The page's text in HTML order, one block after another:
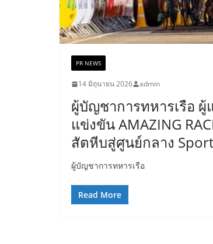
PR NEWS
14 มิถุนายน 2026 admin
ผู้บัญชาการทหารเรือ
แข่งขัน AMAZING
สัตหีบสู่ศูนย์กลาง
ผู้บัญชาการทหารเรือ
Read More